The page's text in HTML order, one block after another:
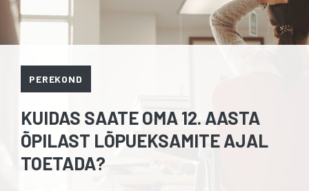
PEREKOND
KUIDAS SAATE OMA 12. AASTA
ÕPILAST LÕPUEKSAMITE AJAL
TOETADA?